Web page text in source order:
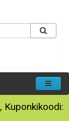
, Kuponkikoodi: